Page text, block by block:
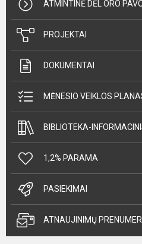
ATMINTINĖ DĖL ORO
PROJEKTAI
DOKUMENTAI
MĖNESIO VEIKLOS
BIBLIOTEKA-
1,2% PARAMA
PASIEKIMAI
ATNAUJINIMŲ